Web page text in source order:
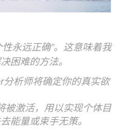
永远正确”。这意味着我
困难的方法。
析师将确定你的真实欲
被激活，用以实现个体目
能量或束手无策。